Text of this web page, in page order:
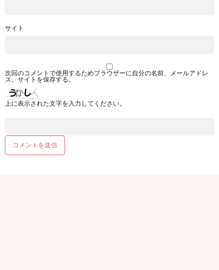
サイト
次回のコメントで使用するためブラウザーに自分の名前、メールアドレ
ス、サイトを保存する。
上に表示された文字を入力してください。